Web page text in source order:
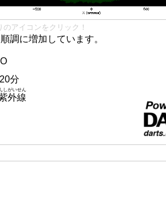
アイコンをクリック！
調に増加しています。
分
外線
しがいせん